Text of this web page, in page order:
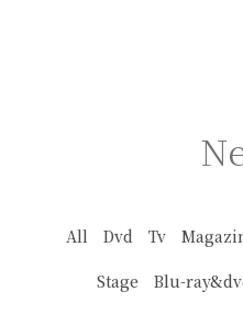
All Dvd Tv
Stage Blu-